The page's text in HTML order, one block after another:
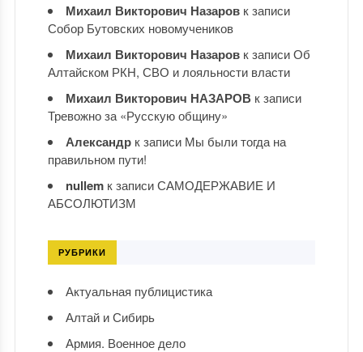
Михаил Викторович Назаровк записи
Собор Бутовских новомучеников
Михаил Викторович Назаровк записиОб
Алтайском РКН, СВО и лояльности власти
Михаил Викторович НАЗАРОВ к записи
Тревожно за «Русскую общину»
Александрк записи Мы были тогда на
правильном пути!
nullemк записиСАМОДЕРЖАВИЕ И
АБСОЛЮТИЗМ
РУБРИКИ
Актуальная публицистика
Алтай и Сибирь
Армия. Военное дело